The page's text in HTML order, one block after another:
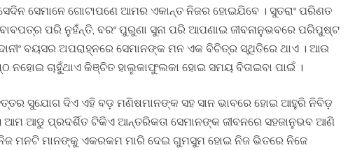
ସେମାନେ ଗୋଟାପଣେ ଆମର ଏକାନ୍ତ ନିଜର ହୋଇଯିବେ । ସୁତରାଂ ପରିଣତ
ପରି ନୁହଁନ୍ତି, ବରଂ ପୁରୁଣା ସୁନା ପରି ଆପଣାଇ ଜୀବନାନୁଭବରେ ପରିପୁଷ୍ଟ
ବୟସର ଅପରାହ୍ନରେ ସେମାନଙ୍କ ମନ ଏକ ବିଚିତ୍ର ସ୍ଥିତିରେ ଥାଏ । ଆଉ
ନହୋଇ ଚାହୁଁଥାଏ କିଞ୍ଚିତ ହାଲୁକାଫୁଲକା ହୋଇ ସମୟ ବିତାଇବା ପାଇଁ ।
ସୁଯୋଗ ଦିଏ ଏହି ବଡ଼ ମଣିଷମାନଙ୍କ ସହ ସାନ ଭାବରେ ହୋଇ ଆହୁରି ନିବିଡ଼
ଆମ ଆଡୁ ପ୍ରଦର୍ଶିତ ଟିକିଏ ଆନ୍ତରିକତା ସେମାନଙ୍କ ଜୀବନରେ ସହଜାନୁଭବ ଆଣି
ମନଟି ମାନଙ୍କୁ ଏକରକମ ମାରି ଦେଇ ଗୁମସୁମ ହୋଇ ନିଜ ଭିତରେ ନିଜେ